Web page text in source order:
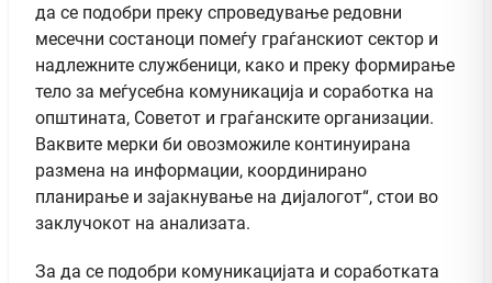
да се подобри преку спроведување редовни
месечни состаноци помеѓу граѓанскиот сектор и
надлежните службеници, како и преку формирање
тело за меѓусебна комуникација и соработка на
општината, Советот и граѓанските организации.
Ваквите мерки би овозможиле континуирана
размена на информации, координирано
планирање и зајакнување на дијалогот“, стои во
заклучокот на анализата.
За да се подобри комуникацијата и соработката